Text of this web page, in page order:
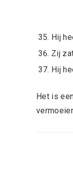
Hij
Zij
Hij
Het is